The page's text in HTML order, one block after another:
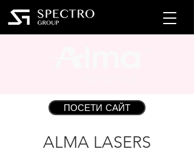
ПОСЕТИ САЙТ
ALMA LASERS